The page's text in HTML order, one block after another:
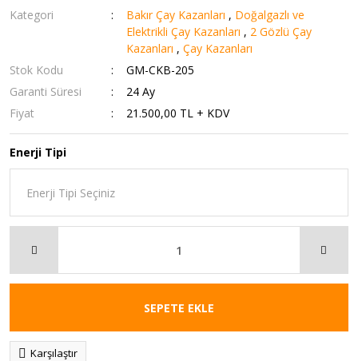
Kategori Bakır Çay Kazanları , Doğalgazlı ve
Elektrikli Çay Kazanları , 2 Gözlü Çay
Kazanları ,Çay Kazanları
Stok Kodu
GM-CKB-205
Garanti Süresi
24 Ay
Fiyat
21.500,00 TL + KDV
Enerji Tipi
SEPETE EKLE
Karşılaştır